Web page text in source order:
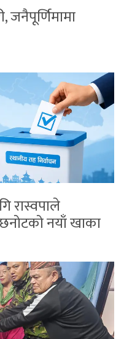
जनैपूर्णिमामा
रास्वपाले
नयाँ खाका